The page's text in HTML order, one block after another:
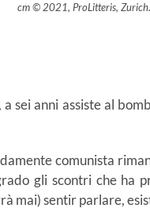
cm © 2021, ProLitteris, Zurich.
sei anni assiste al
comunista
gli scontri che ha
sentir parlare,